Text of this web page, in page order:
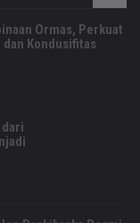
Ormas, Perkuat
dan Kondusifitas